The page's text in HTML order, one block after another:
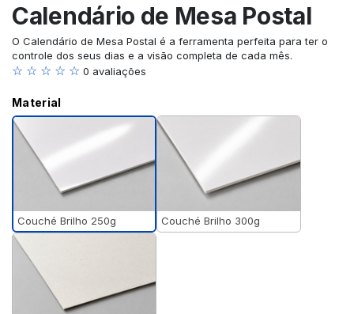
Calendário de Mesa Postal
O Calendário de Mesa Postal é a ferramenta perfeita para ter o
controle dos seus dias e a visão completa de cada mês.
☆ ☆ ☆ ☆ ☆ 0 avaliações
Material
Couché Brilho 250g Couché Brilho 300g